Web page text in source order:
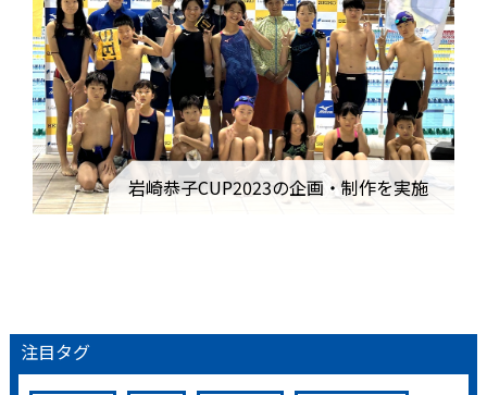
岩崎恭子CUP2023の企画・制作を実施
注目タグ